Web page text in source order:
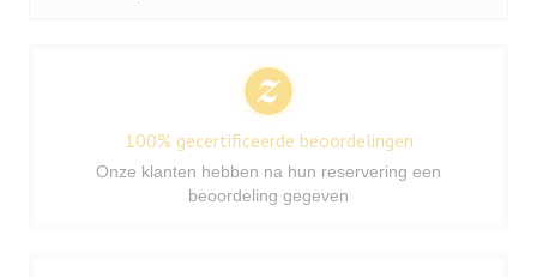
100% gecertificeerde beoordelingen
Onze klanten hebben na hun reservering een
beoordeling gegeven